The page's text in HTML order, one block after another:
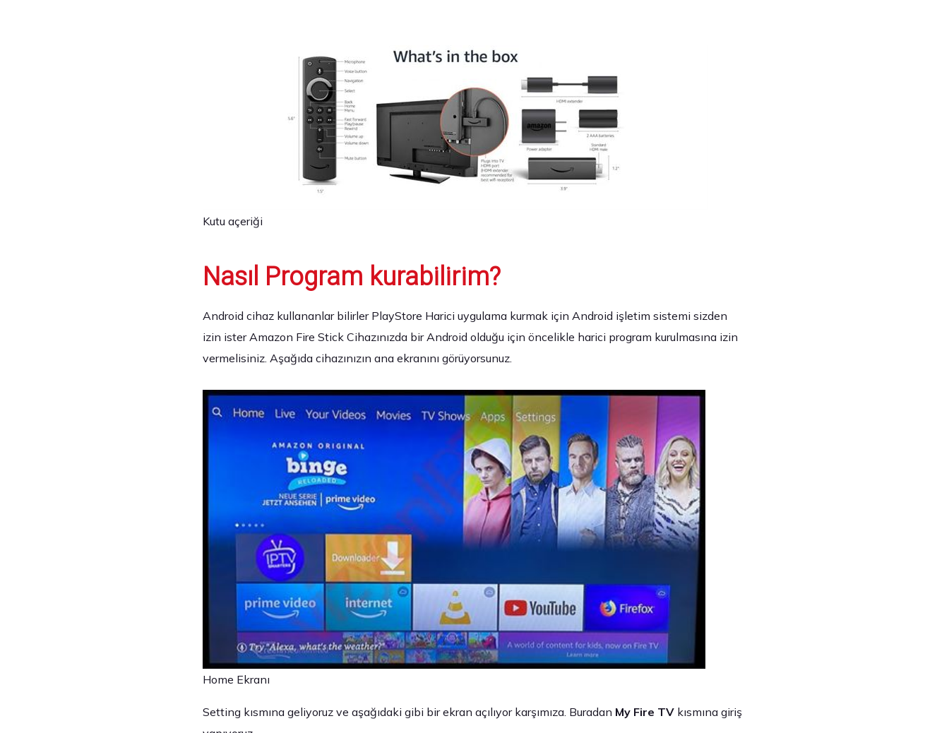
Kutu açeriği
Nasıl Program kurabilirim?
Android cihaz kullananlar bilirler PlayStore Harici uygulama kurmak için Android işletim sistemi sizden
izin ister Amazon Fire Stick Cihazınızda bir Android olduğu için öncelikle harici program kurulmasına izin
vermelisiniz. Aşağıda cihazınızın ana ekranını görüyorsunuz.
Home Ekranı
Setting kısmına geliyoruz ve aşağıdaki gibi bir ekran açılıyor karşımıza. Buradan My Fire TV kısmına giriş